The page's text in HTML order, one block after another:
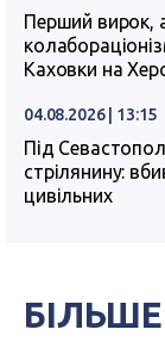
Перший вирок,
Каховки на
04.08.2026 | 13:15
Під
стрілянину:
цивільних